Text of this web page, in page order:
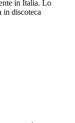
in Italia. Lo
in discoteca